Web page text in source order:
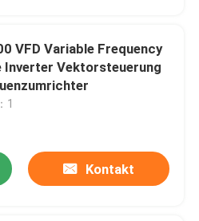
VFD Variable Frequency
Inverter Vektorsteuerung
1
Kontakt